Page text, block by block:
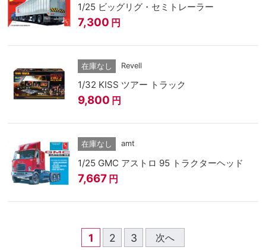
1/25 ビッグリグ・セミトレーラー
7,300 円
在庫なし Revell
1/32 KISS ツアー トラック
9,800 円
在庫なし amt
1/25 GMC アストロ 95 トラクターヘッド
7,667 円
1 2 3 次へ